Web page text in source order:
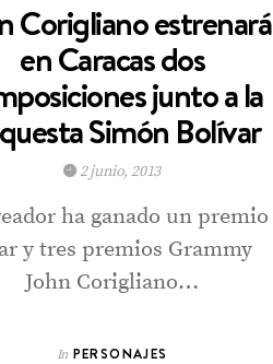
Corigliano estrenará
en Caracas dos
junto a la
Simón Bolívar
2 junio, 2013
ha ganado un premio
y tres premios Grammy
John Corigliano…
In PERSONAJES